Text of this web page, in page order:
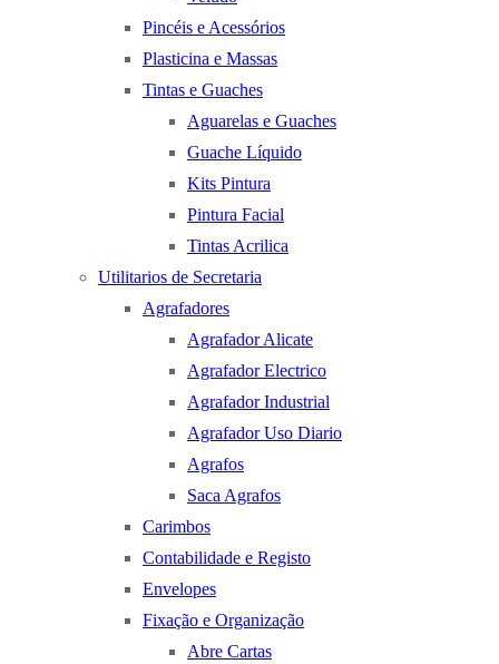
Pincéis e Acessórios
Plasticina e Massas
Tintas e Guaches
Aguarelas e Guaches
Guache Líquido
Kits Pintura
Pintura Facial
Tintas Acrilica
Utilitarios de Secretaria
Agrafadores
Agrafador Alicate
Agrafador Electrico
Agrafador Industrial
Agrafador Uso Diario
Agrafos
Saca Agrafos
Carimbos
Contabilidade e Registo
Envelopes
Fixação e Organização
Abre Cartas